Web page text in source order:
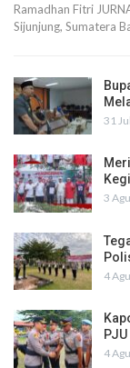
Ramadhan Fitri
Sijunjung, Sumatera
31
3
4
4